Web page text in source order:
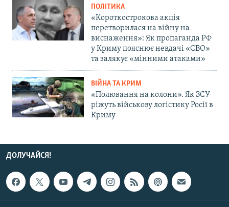
ПОЛІТИКА
«Короткострокова акція
перетворилася на війну на
виснаження»: Як пропаганда РФ
у Криму пояснює невдачі «СВО»
та залякує «мінними атаками»
ВІЙНА ТА КРИМ
«Полювання на колони». Як ЗСУ
ріжуть військову логістику Росії в
Криму
ДОЛУЧАЙСЯ!